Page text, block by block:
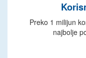
Preko 1 milijun
najbolje